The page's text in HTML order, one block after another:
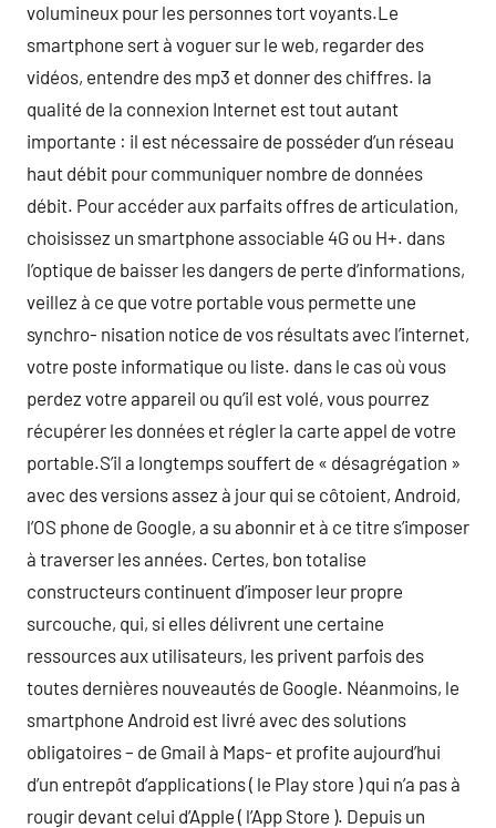
volumineux pour les personnes tort voyants.Le
smartphone sert à voguer sur le web, regarder des
vidéos, entendre des mp3 et donner des chiffres. la
qualité de la connexion Internet est tout autant
importante : il est nécessaire de posséder d’un réseau
haut débit pour communiquer nombre de données
débit. Pour accéder aux parfaits offres de articulation,
choisissez un smartphone associable 4G ou H+. dans
l’optique de baisser les dangers de perte d’informations,
veillez à ce que votre portable vous permette une
synchro- nisation notice de vos résultats avec l’internet,
votre poste informatique ou liste. dans le cas où vous
perdez votre appareil ou qu’il est volé, vous pourrez
récupérer les données et régler la carte appel de votre
portable.S’il a longtemps souffert de « désagrégation »
avec des versions assez à jour qui se côtoient, Android,
l’OS phone de Google, a su abonnir et à ce titre s’imposer
à traverser les années. Certes, bon totalise
constructeurs continuent d’imposer leur propre
surcouche, qui, si elles délivrent une certaine
ressources aux utilisateurs, les privent parfois des
toutes dernières nouveautés de Google. Néanmoins, le
smartphone Android est livré avec des solutions
obligatoires – de Gmail à Maps- et profite aujourd’hui
d’un entrepôt d’applications ( le Play store ) qui n’a pas à
rougir devant celui d’Apple ( l’App Store ). Depuis un